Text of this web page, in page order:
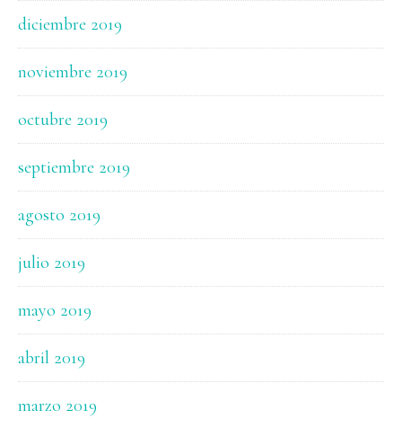
diciembre 2019
noviembre 2019
octubre 2019
septiembre 2019
agosto 2019
julio 2019
mayo 2019
abril 2019
marzo 2019